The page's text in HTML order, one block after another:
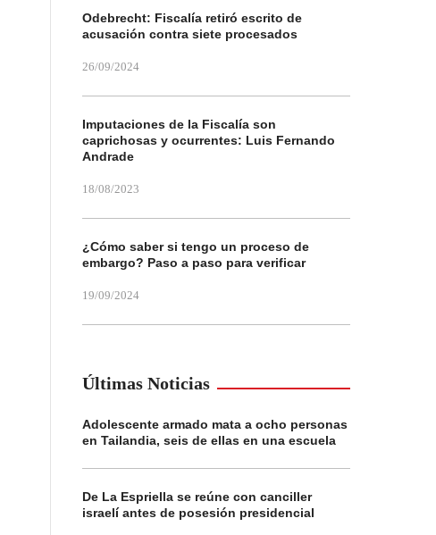
Odebrecht: Fiscalía retiró escrito de
acusación contra siete procesados
26/09/2024
Imputaciones de la Fiscalía son
caprichosas y ocurrentes: Luis Fernando
Andrade
18/08/2023
¿Cómo saber si tengo un proceso de
embargo? Paso a paso para verificar
19/09/2024
Últimas Noticias
Adolescente armado mata a ocho personas
en Tailandia, seis de ellas en una escuela
De La Espriella se reúne con canciller
israelí antes de posesión presidencial